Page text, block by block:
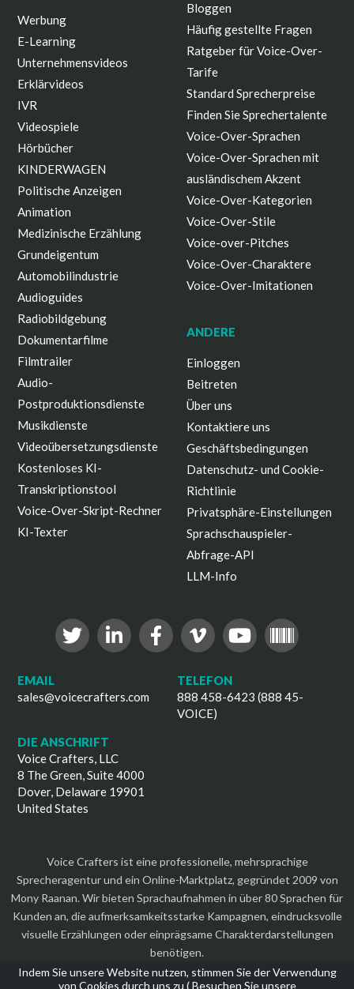
Indem Sie unsere Website nutzen, stimmen Sie der Verwendung
von Cookies durch uns zu (Besuchen Sie unsere
Werbung
E-Learning
Unternehmensvideos
Erklärvideos
IVR
Videospiele
Hörbücher
KINDERWAGEN
Politische Anzeigen
Animation
Medizinische Erzählung
Grundeigentum
Automobilindustrie
Audioguides
Radiobildgebung
Dokumentarfilme
Filmtrailer
Audio-
Postproduktionsdienste
Musikdienste
Videoübersetzungsdienste
Kostenloses KI-
Transkriptionstool
Voice-Over-Skript-Rechner
KI-Texter
Bloggen
Häufig gestellte Fragen
Ratgeber für Voice-Over-
Tarife
Standard Sprecherpreise
Finden Sie Sprechertalente
Voice-Over-Sprachen
Voice-Over-Sprachen mit
ausländischem Akzent
Voice-Over-Kategorien
Voice-Over-Stile
Voice-over-Pitches
Voice-Over-Charaktere
Voice-Over-Imitationen
ANDERE
Einloggen
Beitreten
Über uns
Kontaktiere uns
Geschäftsbedingungen
Datenschutz- und Cookie-
Richtlinie
Privatsphäre-Einstellungen
Sprachschauspieler-
Abfrage-API
LLM-Info
EMAIL
sales@voicecrafters.com
TELEFON
888 458-6423 (888 45-
VOICE)
DIE ANSCHRIFT
Voice Crafters, LLC
8 The Green, Suite 4000
Dover, Delaware 19901
United States
Voice Crafters ist eine professionelle, mehrsprachige
Sprecheragentur und ein Online-Marktplatz, gegründet 2009 von
Mony Raanan. Wir bieten Sprachaufnahmen in über 80 Sprachen für
Kunden an, die aufmerksamkeitsstarke Kampagnen, eindrucksvolle
visuelle Erzählungen oder einprägsame Charakterdarstellungen
benötigen.